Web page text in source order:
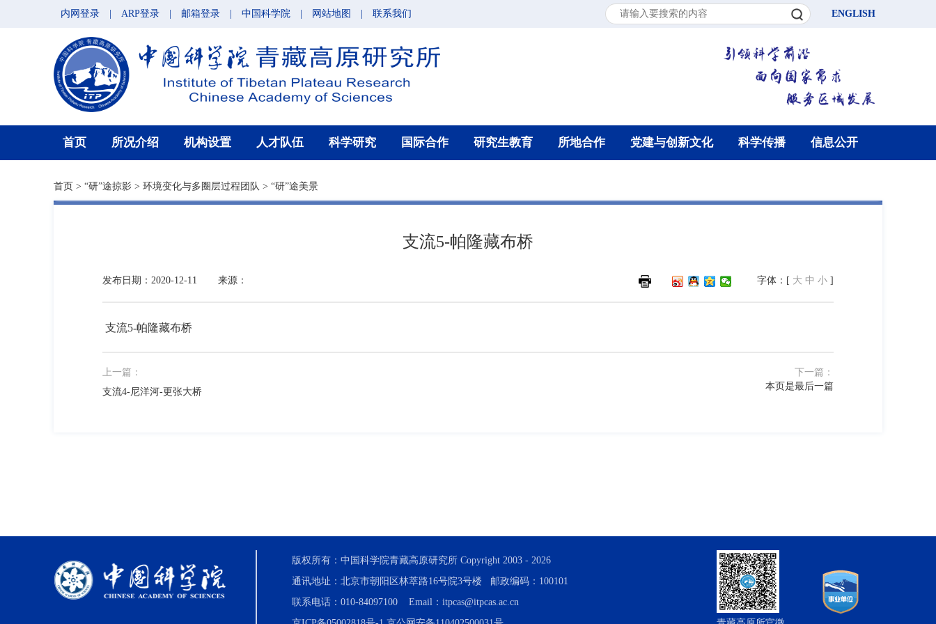
内网登录 ARP登录 邮箱登录 中国科学院 网站地图 联系我们 ENGLISH
首页 所况介绍 机构设置 人才队伍 科学研究 国际合作 研究生教育 所地合作 党建与创新文化 科学传播 信息公开
首页 > “研”途掠影 > 环境变化与多圈层过程团队 > “研”途美景
支流5-帕隆藏布桥
发布日期：2020-12-11 来源： 字体：[ 大 中 小 ]
支流5-帕隆藏布桥
上一篇：
支流4-尼洋河-更张大桥
下一篇：
本页是最后一篇
版权所有：中国科学院青藏高原研究所 Copyright 2003 - 2026
通讯地址：北京市朝阳区林萃路16号院3号楼 邮政编码：100101
联系电话：010-84097100 Email：itpcas@itpcas.ac.cn